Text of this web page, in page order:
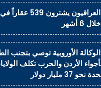
العراقيون يشترون 539
خلال 6 أشهر
الوكالة الأوروبية توصي بتجنب
أجواء الأردن والحرب تكلف
حدة نحو 37 مليار دولار